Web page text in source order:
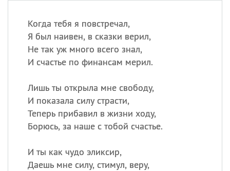
Когда тебя я повстречал,
Я был наивен, в сказки верил,
Не так уж много всего знал,
И счастье по финансам мерил.
Лишь ты открыла мне свободу,
И показала силу страсти,
Теперь прибавил в жизни ходу,
Борюсь, за наше с тобой счастье.
И ты как чудо эликсир,
Даешь мне силу, стимул, веру,